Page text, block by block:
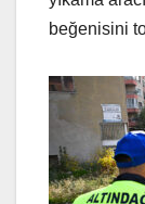
beğenisini